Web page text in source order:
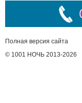
Полная версия сайта
© 1001 НОЧЬ 2013-2026